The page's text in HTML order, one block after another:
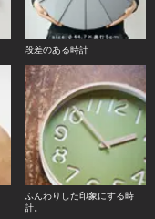
段差のある時計
ふんわりした印象にする時
計。